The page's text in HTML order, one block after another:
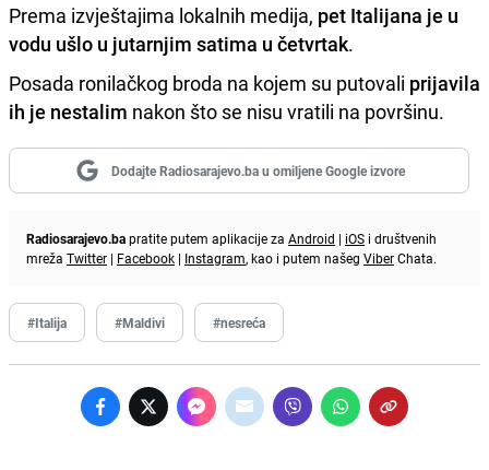
Prema izvještajima lokalnih medija, pet Italijana je u
vodu ušlo u jutarnjim satima u četvrtak.
Posada ronilačkog broda na kojem su putovali prijavila
ih je nestalim nakon što se nisu vratili na površinu.
Dodajte Radiosarajevo.ba u omiljene Google izvore
Radiosarajevo.bapratite putem aplikacije za Android | iOS i društvenih
mreža Twitter | Facebook | Instagram, kao i putem našeg ViberChata.
#Italija #Maldivi #nesreća